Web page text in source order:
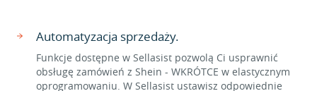
Automatyzacja sprzedaży.
Funkcje dostępne w Sellasist pozwolą Ci usprawnić
obsługę zamówień z Shein - WKRÓTCE w elastycznym
oprogramowaniu. W Sellasist ustawisz odpowiednie